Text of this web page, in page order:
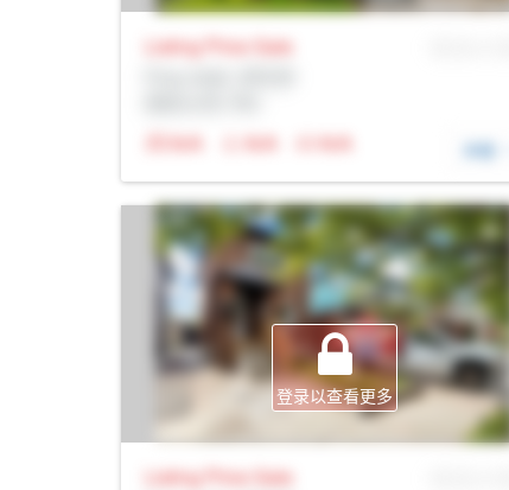
Listing Price Sale
N/A
N/A N/A 详细
登录以查看更多
Listing Price Sale